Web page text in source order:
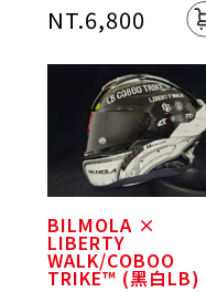
NT.6,800
BILMOLA ×
LIBERTY
WALK/COBOO
TRIKE™ (黑白LB)